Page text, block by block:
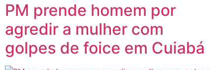
PM prende homem por
agredir a mulher com
golpes de foice em Cuiabá